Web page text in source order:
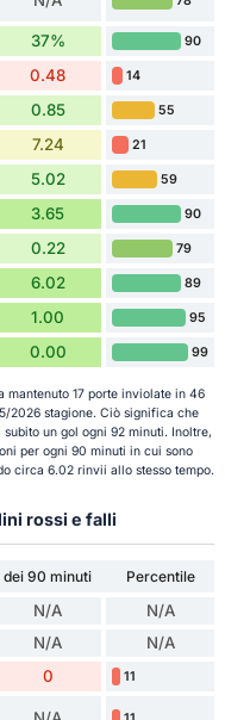
37% 90
0.48 14
0.85 55
7.24 21
5.02 59
3.65 90
0.22 79
6.02 89
1.00 95
0.00 99
mantenuto 17 porte inviolate in 46
2026 stagione. Ciò significa che
un gol ogni 92 minuti. Inoltre,
per ogni 90 minuti in cui sono
circa 6.02 rinvii allo stesso tempo.
rossi e falli
dei 90 minuti
Percentile
N/A N/A
N/A N/A
0 11